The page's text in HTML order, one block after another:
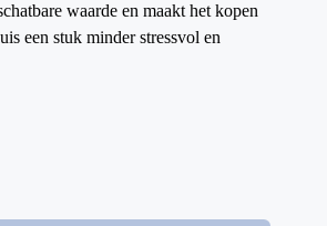
waarde en maakt het kopen
een stuk minder stressvol en